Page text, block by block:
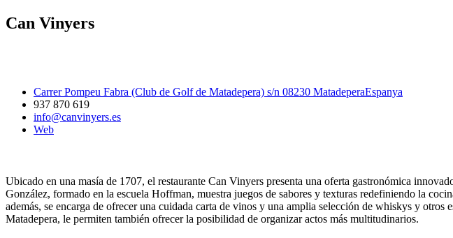
Can Vinyers
Carrer Pompeu Fabra (Club de Golf de Matadepera) s/n 08230 MatadeperaEspanya
937 870 619
info@canvinyers.es
Web
Ubicado en una masía de 1707, el restaurante Can Vinyers presenta una oferta gastronómica
González, formado en la escuela Hoffman, muestra juegos de sabores y texturas redefiniendo la
además, se encarga de ofrecer una cuidada carta de vinos y una amplia selección de whiskys y
Matadepera, le permiten también ofrecer la posibilidad de organizar actos más multitudinarios.